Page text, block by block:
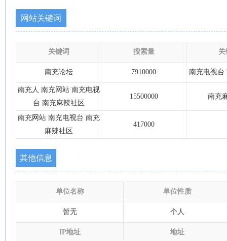
网站关键词
关键词 搜索量 关
南充论坛 7910000 南充电视台
南充人 南充网站 南充电视
台 南充麻辣社区
15500000 南充
南充网站 南充电视台 南充
麻辣社区
417000
其他信息
单位名称 单位性质
暂无 个人
IP地址 地址